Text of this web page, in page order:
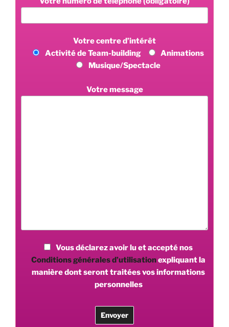
Votre centre d’intérêt
Activité de Team-building
Animations
Musique/Spectacle
Votre message
Vous déclarez avoir lu et accepté nos
Conditions générales d’utilisationexpliquant la
manière dont seront traitées vos informations
personnelles